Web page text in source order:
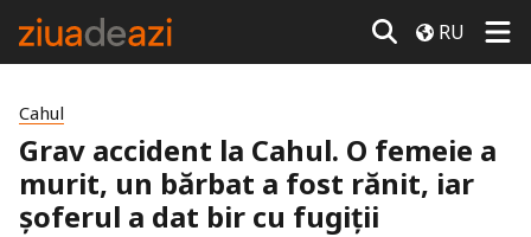
RU
Cahul
Grav accident la Cahul. O femeie a
murit, un bărbat a fost rănit, iar
șoferul a dat bir cu fugiții